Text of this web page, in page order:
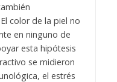
color de la piel no
en ninguno de
esta hipótesis
se midieron
el estrés